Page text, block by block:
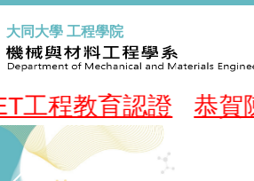
到
主
要
區
大同大學 工程學院
育認證 恭賀陳孫毅